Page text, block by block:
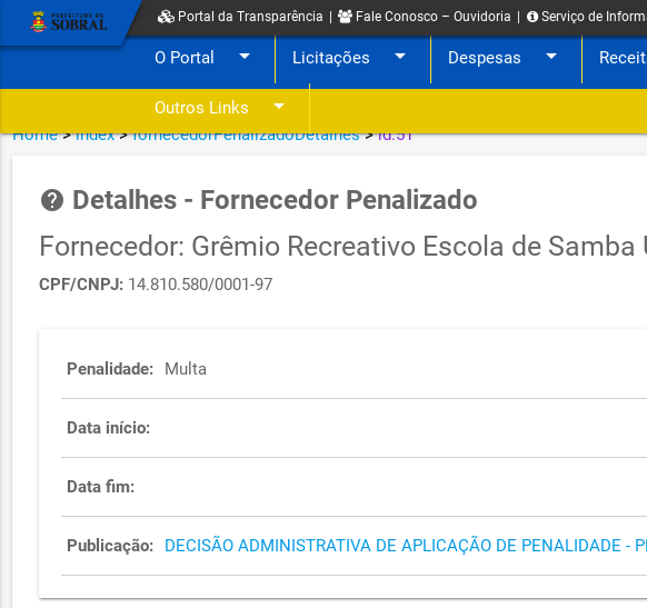
Portal da Transparência Fale Conosco – Ouvidoria Serviço de
O Portal arrow_drop_down Licitações arrow_drop_down Despesas arrow_drop_down
Outros Links arrow_drop_down
Home>index>fornecedorPenalizadoDetalhes>id:51
help Detalhes - Fornecedor Penalizado
Fornecedor: Grêmio Recreativo Escola de
CPF/CNPJ: 14.810.580/0001-97
Penalidade: Multa
Data início:
Data fim:
Publicação: DECISÃO ADMINISTRATIVA DE APLICAÇÃO DE PENALIDADE -